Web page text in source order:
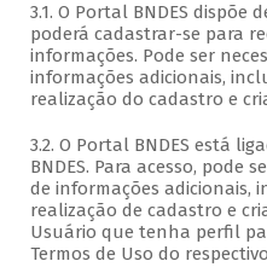
3.1. O Portal BNDES dispõe
poderá cadastrar-se para
informações. Pode ser
informações adicionais,
realização do cadastro e
3.2. O Portal BNDES está
BNDES. Para acesso, pode
de informações adicionais,
realização de cadastro e
Usuário que tenha perfil
Termos de Uso do